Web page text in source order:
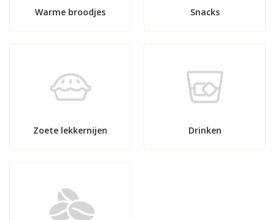
Warme broodjes Snacks
Zoete lekkernijen Drinken